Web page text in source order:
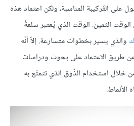
على التّركيبة المناسبة، ولكن اعتماد هذه
الوقت الثمين. الوقت الذي يُعتبر سلعةً
والذي يسير بخطوات متسارعة. إلاّ أنّه
طريق الاعتماد على بحوث ودراسات
استخدام الذّوق الذي تتمتّع به